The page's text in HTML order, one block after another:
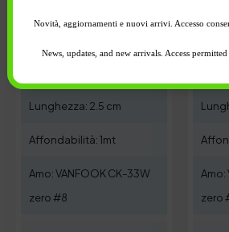
Lunghezza: 2.5 cm
Affondabilità: 1mt
Amo: VANFOOK CK-33W
zero #8
Amo:
zero
Novità, aggiornamenti e nuovi arrivi. Accesso
News, updates, and new arrivals. Access